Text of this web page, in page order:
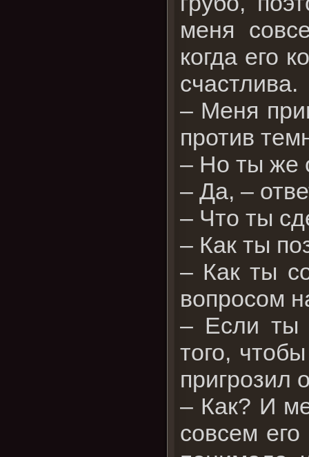
меня
когда его
счастлива.
– Меня
против
– Но ты же
– Да, –
– Что ты
– Как ты
– Как ты
вопросом
– Если ты
того,
пригрозил
– Как? И
совсем